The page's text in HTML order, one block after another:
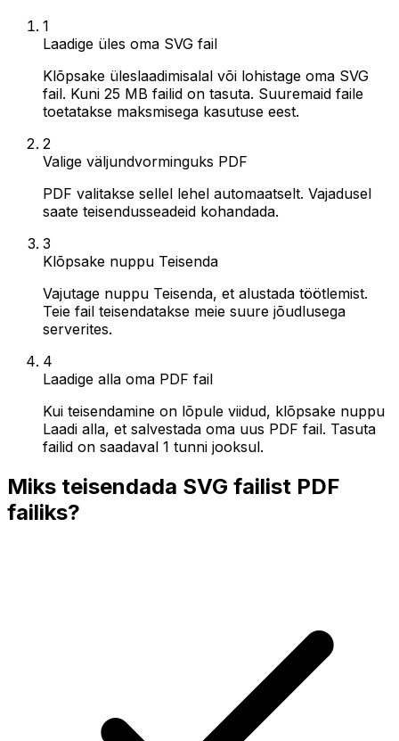
1
Laadige üles oma SVG fail
Klõpsake üleslaadimisalal või lohistage oma SVG
fail. Kuni 25 MB failid on tasuta. Suuremaid faile
toetatakse maksmisega kasutuse eest.
2
Valige väljundvorminguks PDF
PDF valitakse sellel lehel automaatselt. Vajadusel
saate teisendusseadeid kohandada.
3
Klõpsake nuppu Teisenda
Vajutage nuppu Teisenda, et alustada töötlemist.
Teie fail teisendatakse meie suure jõudlusega
serverites.
4
Laadige alla oma PDF fail
Kui teisendamine on lõpule viidud, klõpsake nuppu
Laadi alla, et salvestada oma uus PDF fail. Tasuta
failid on saadaval 1 tunni jooksul.
Miks teisendada SVG failist PDF
failiks?